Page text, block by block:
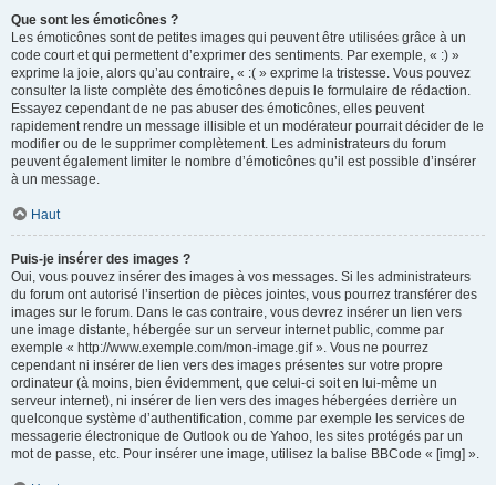
Que sont les émoticônes ?
Les émoticônes sont de petites images qui peuvent être utilisées grâce à un
code court et qui permettent d’exprimer des sentiments. Par exemple, « :) »
exprime la joie, alors qu’au contraire, « :( » exprime la tristesse. Vous pouvez
consulter la liste complète des émoticônes depuis le formulaire de rédaction.
Essayez cependant de ne pas abuser des émoticônes, elles peuvent
rapidement rendre un message illisible et un modérateur pourrait décider de le
modifier ou de le supprimer complètement. Les administrateurs du forum
peuvent également limiter le nombre d’émoticônes qu’il est possible d’insérer
à un message.
Haut
Puis-je insérer des images ?
Oui, vous pouvez insérer des images à vos messages. Si les administrateurs
du forum ont autorisé l’insertion de pièces jointes, vous pourrez transférer des
images sur le forum. Dans le cas contraire, vous devrez insérer un lien vers
une image distante, hébergée sur un serveur internet public, comme par
exemple « http://www.exemple.com/mon-image.gif ». Vous ne pourrez
cependant ni insérer de lien vers des images présentes sur votre propre
ordinateur (à moins, bien évidemment, que celui-ci soit en lui-même un
serveur internet), ni insérer de lien vers des images hébergées derrière un
quelconque système d’authentification, comme par exemple les services de
messagerie électronique de Outlook ou de Yahoo, les sites protégés par un
mot de passe, etc. Pour insérer une image, utilisez la balise BBCode « [img] ».